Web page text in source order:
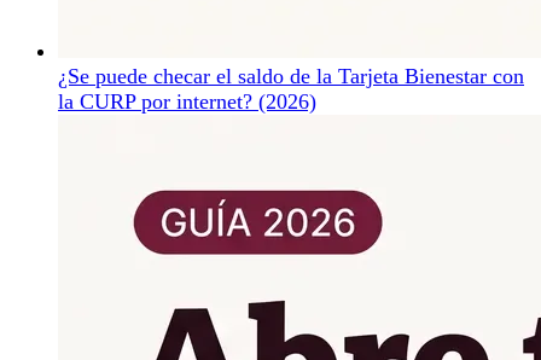
¿Se puede checar el saldo de la Tarjeta Bienestar con
la CURP por internet? (2026)